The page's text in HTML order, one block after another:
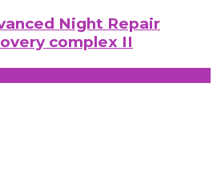
Night Repair
complex II